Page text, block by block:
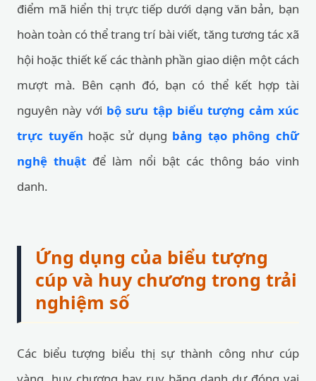
điểm mã hiển thị trực tiếp dưới dạng văn bản, bạn
hoàn toàn có thể trang trí bài viết, tăng tương tác xã
hội hoặc thiết kế các thành phần giao diện một cách
mượt mà. Bên cạnh đó, bạn có thể kết hợp tài
nguyên này với bộ sưu tập biểu tượng cảm xúc
trực tuyến hoặc sử dụng bảng tạo phông chữ
nghệ thuật để làm nổi bật các thông báo vinh
danh.
Ứng dụng của biểu tượng
cúp và huy chương trong trải
nghiệm số
Các biểu tượng biểu thị sự thành công như cúp